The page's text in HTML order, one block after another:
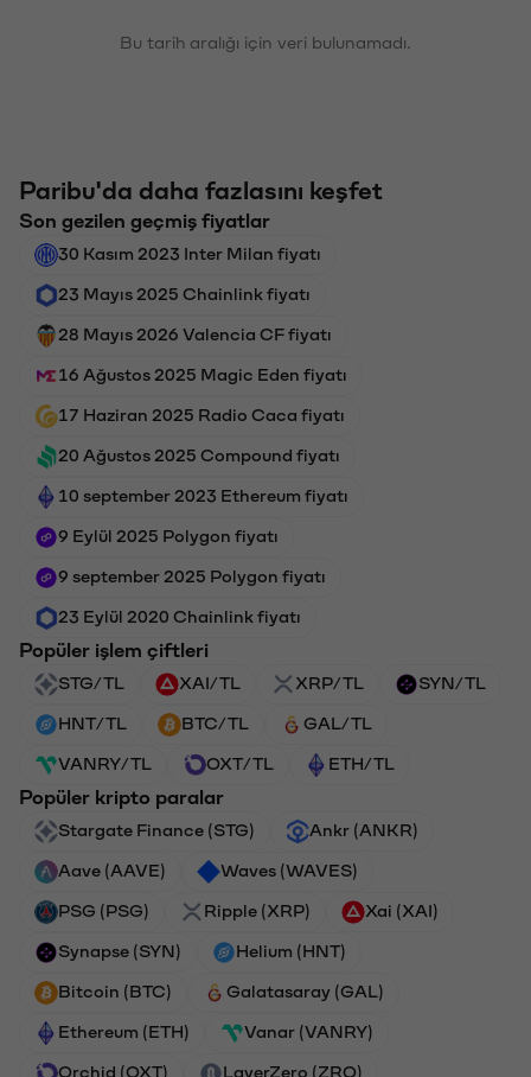
Bu tarih aralığı için veri bulunamadı.
Paribu'da daha fazlasını keşfet
Son gezilen geçmiş fiyatlar
30 Kasım 2023 Inter Milan fiyatı
23 Mayıs 2025 Chainlink fiyatı
28 Mayıs 2026 Valencia CF fiyatı
16 Ağustos 2025 Magic Eden fiyatı
17 Haziran 2025 Radio Caca fiyatı
20 Ağustos 2025 Compound fiyatı
10 september 2023 Ethereum fiyatı
9 Eylül 2025 Polygon fiyatı
9 september 2025 Polygon fiyatı
23 Eylül 2020 Chainlink fiyatı
Popüler işlem çiftleri
STG/TL XAI/TL XRP/TL SYN/TL
HNT/TL BTC/TL GAL/TL
VANRY/TL OXT/TL ETH/TL
Popüler kripto paralar
Stargate Finance (STG) Ankr (ANKR)
Aave (AAVE) Waves (WAVES)
PSG (PSG) Ripple (XRP) Xai (XAI)
Synapse (SYN) Helium (HNT)
Bitcoin (BTC) Galatasaray (GAL)
Ethereum (ETH) Vanar (VANRY)
Orchid (OXT) LayerZero (ZRO)